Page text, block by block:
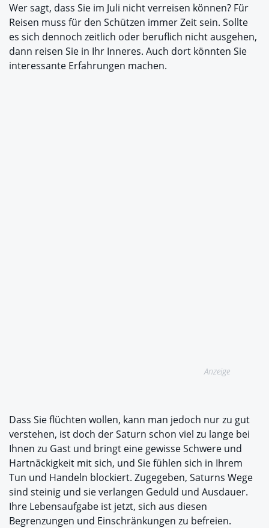
Wer sagt, dass Sie im Juli nicht verreisen können? Für
Reisen muss für den Schützen immer Zeit sein. Sollte
es sich dennoch zeitlich oder beruflich nicht ausgehen,
dann reisen Sie in Ihr Inneres. Auch dort könnten Sie
interessante Erfahrungen machen.
Anzeige
Dass Sie flüchten wollen, kann man jedoch nur zu gut
verstehen, ist doch der Saturn schon viel zu lange bei
Ihnen zu Gast und bringt eine gewisse Schwere und
Hartnäckigkeit mit sich, und Sie fühlen sich in Ihrem
Tun und Handeln blockiert. Zugegeben, Saturns Wege
sind steinig und sie verlangen Geduld und Ausdauer.
Ihre Lebensaufgabe ist jetzt, sich aus diesen
Begrenzungen und Einschränkungen zu befreien.